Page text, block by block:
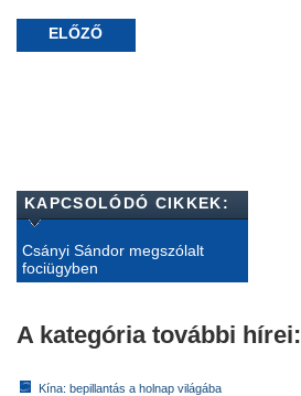
ELŐZŐ
KAPCSOLÓDÓ CIKKEK:
Csányi Sándor megszólalt
fociügyben
A kategória további hírei:
Kína: bepillantás a holnap világába